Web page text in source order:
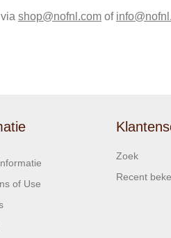
shop@nofnl.com of
of Use
Zoek
Recent